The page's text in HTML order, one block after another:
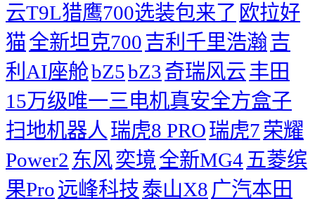
云T9L猎鹰700选装包来了 欧拉好
猫全新坦克700吉利千里浩瀚吉
利AI座舱bZ5bZ3奇瑞风云丰田
15万级唯一三电机真安全方盒子
扫地机器人 瑞虎8 PRO瑞虎7荣耀
Power2 东风奕境全新MG4 五菱缤
果Pro远峰科技泰山X8 广汽本田